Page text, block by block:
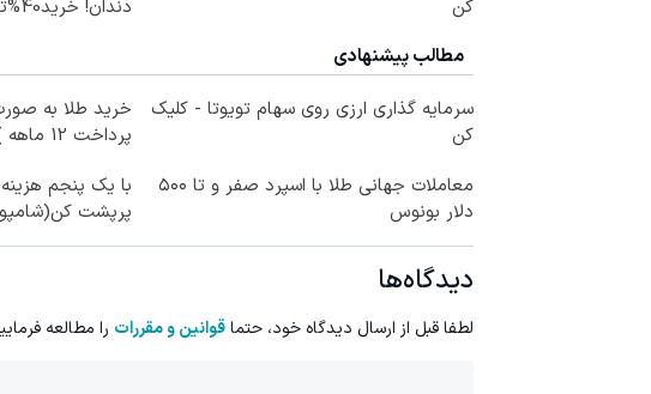
کن
دندان! خرید40%تخفیف
مطالب پیشنهادی
سرمایه گذاری ارزی روی سهام تویوتا - کلیک
کن
خرید طلا به
پرداخت 12 ماهه )
معاملات جهانی طلا با اسپرد صفر و تا ۵۰۰
دلار بونوس
با یک پنجم
پرپشت
دیدگاه‌ها
لطفا قبل از ارسال دیدگاه خود، حتماقوانین و مقررات را مطالعه